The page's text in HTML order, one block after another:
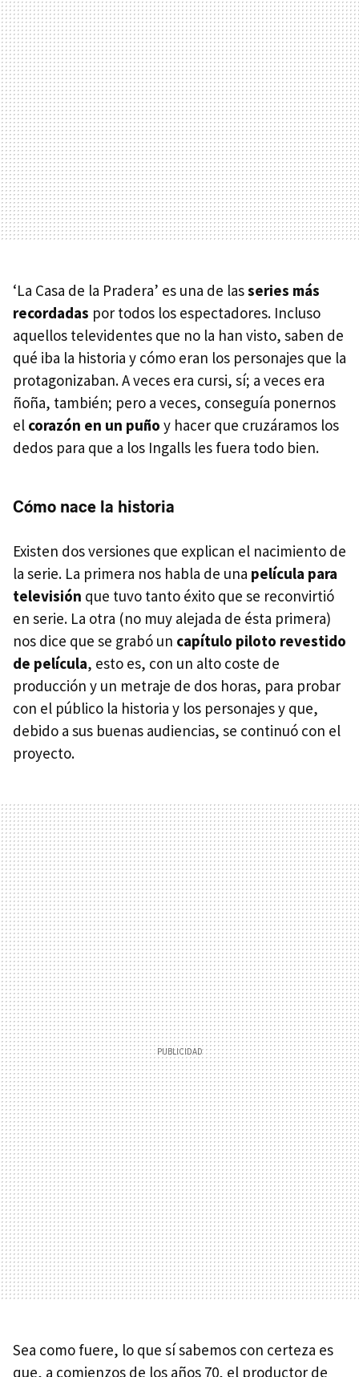
‘La Casa de la Pradera’ es una de lasseries más
recordadas por todos los espectadores. Incluso
aquellos televidentes que no la han visto, saben de
qué iba la historia y cómo eran los personajes que la
protagonizaban. A veces era cursi, sí; a veces era
ñoña, también; pero a veces, conseguía ponernos
el corazón en un puño y hacer que cruzáramos los
dedos para que a los Ingalls les fuera todo bien.
Cómo nace la historia
Existen dos versiones que explican el nacimiento de
la serie. La primera nos habla de una película para
televisión que tuvo tanto éxito que se reconvirtió
en serie. La otra (no muy alejada de ésta primera)
nos dice que se grabó un capítulo piloto revestido
de película, esto es, con un alto coste de
producción y un metraje de dos horas, para probar
con el público la historia y los personajes y que,
debido a sus buenas audiencias, se continuó con el
proyecto.
Sea como fuere, lo que sí sabemos con certeza es
que, a comienzos de los años 70, el productor de